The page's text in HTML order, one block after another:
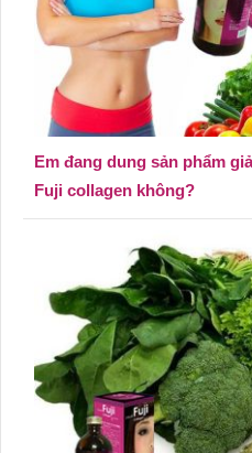
Em đang dung sản phẩm
Fuji collagen không?